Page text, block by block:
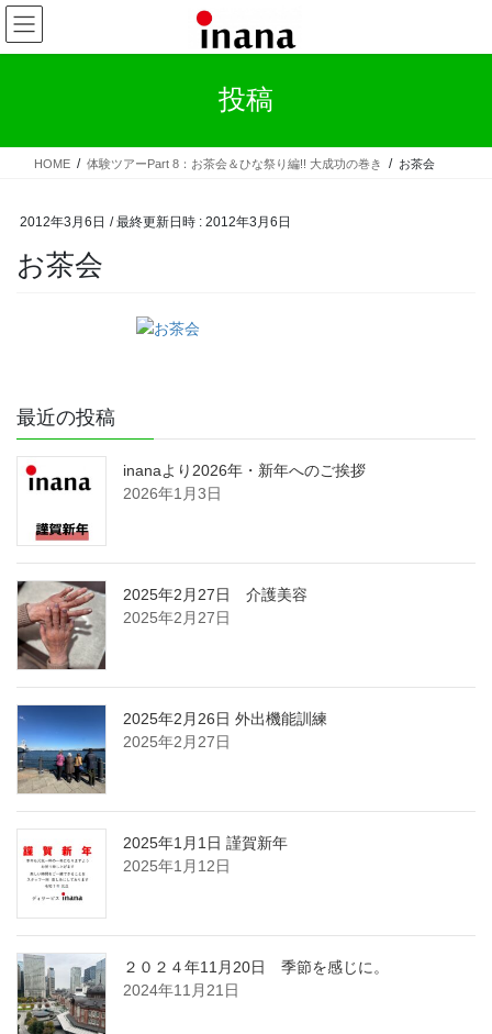
コ
ン
テ
ス
ナ
ビ
ゲ
ン
投稿
HOME 体験ツアーPart 8：お茶会＆ひな祭り編!! 大成功の巻き お茶会
2012年3月6日 / 最終更新日時 : 2012年3月6日
お茶会
最近の投稿
inanaより2026年・新年へのご挨拶
2026年1月3日
2025年2月27日 介護美容
2025年2月27日
2025年2月26日 外出機能訓練
2025年2月27日
2025年1月1日 謹賀新年
2025年1月12日
２０２４年11月20日 季節を感じに。
2024年11月21日